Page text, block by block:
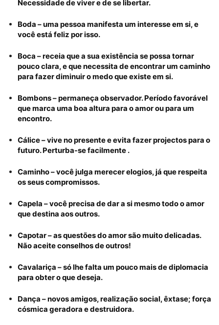
Necessidade de viver e de se libertar.
Boda – uma pessoa manifesta um interesse em si, e
você está feliz por isso.
Boca – receia que a sua existência se possa tornar
pouco clara, e que necessita de encontrar um caminho
para fazer diminuir o medo que existe em si.
Bombons – permaneça observador. Período favorável
que marca uma boa altura para o amor ou para um
encontro.
Cálice – vive no presente e evita fazer projectos para o
futuro. Perturba-se facilmente .
Caminho – você julga merecer elogios, já que respeita
os seus compromissos.
Capela – você precisa de dar a si mesmo todo o amor
que destina aos outros.
Capotar – as questões do amor são muito delicadas.
Não aceite conselhos de outros!
Cavalariça – só lhe falta um pouco mais de diplomacia
para obter o que deseja.
Dança – novos amigos, realização social, êxtase; força
cósmica geradora e destruidora.